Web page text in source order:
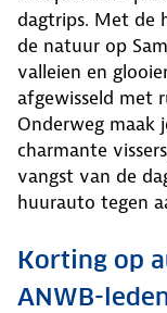
dagtrips. Met de
de natuur op
valleien en
afgewisseld met
Onderweg maak
charmante
vangst van de
huurauto tegen
Korting op
ANWB-